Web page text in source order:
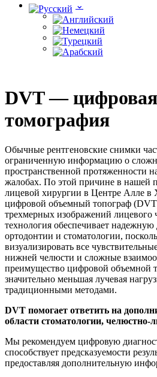
DVT —
томография
Обычные рентгеновские снимки
ограниченную информацию о
пространственной протяженности
жалобах. По этой причине в нашей
лицевой хирургии в Центре Алле в
цифровой объемный топограф
трехмерных изображений лицевого
технология обеспечивает
ортодонтии и стоматологии,
визуализировать все
нижней челюсти и сложные
преимущество цифровой объемной
значительно меньшая лучевая
традиционными методами.
DVT помогает ответить на
области стоматологии,
Мы рекомендуем цифровую
способствует предсказуемости
предоставляя дополнительную